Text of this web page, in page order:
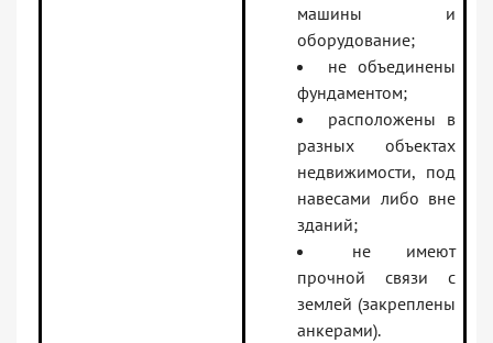
машины и
оборудование;
не объединены
фундаментом;
расположены в
разных объектах
недвижимости, под
навесами либо вне
зданий;
не имеют
прочной связи с
землей (закреплены
анкерами).